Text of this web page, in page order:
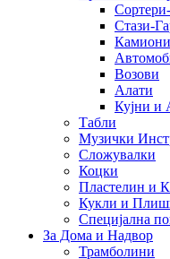
Стази-
Возови
Алати
Кујни и
Табли
Музички
Сложувалки
Коцки
Пластелин и
Кукли и
Специјална
За Дома и Надвор
Трамболини